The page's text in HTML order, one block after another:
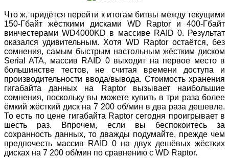
Что ж, придётся перейти к итогам битвы между текущими
150-Гбайт жёсткими дисками WD Raptor и 400-Гбайт
винчестерами WD4000KD в массиве RAID 0. Результат
оказался удивительным. Хотя WD Raptor остаётся, без
сомнения, самым быстрым настольным жёстким диском
Serial ATA, массив RAID 0 выходит на первое место в
большинстве тестов, не считая времени доступа и
производительности ввода/вывода. Стоимость хранения
гигабайта данных на Raptor вызывает наибольшие
сомнения, поскольку вы можете купить в три раза более
ёмкий жёсткий диск на 7 200 об/мин в два раза дешевле.
То есть по цене гигабайта Raptor сегодня проигрывает в
шесть раз. Впрочем, если вы беспокоитесь за
сохранность данных, то дважды подумайте, прежде чем
предпочесть массив RAID 0 на двух дешёвых жёстких
дисках на 7 200 об/мин по сравнению с WD Raptor.